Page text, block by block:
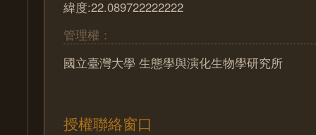
緯度:22.089722222222
管理權：
國立臺灣大學 生態學與演化生物學研究所
授權聯絡窗口